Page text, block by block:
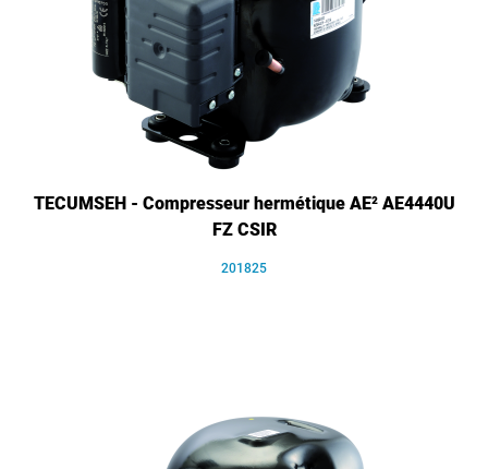
TECUMSEH - Compresseur hermétique AE² AE4440U
FZ CSIR
201825